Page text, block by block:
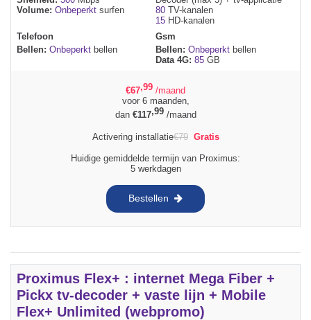
Volume: Onbeperkt surfen
80 TV-kanalen
15 HD-kanalen
Telefoon
Bellen: Onbeperkt bellen
Gsm
Bellen: Onbeperkt bellen
Data 4G: 85 GB
€67,99 /maand
voor 6 maanden,
dan €117,99/maand
Activering installatie€79 Gratis
Huidige gemiddelde termijn van Proximus:
5 werkdagen
Bestellen
Proximus Flex+ : internet Mega Fiber +
Pickx tv-decoder + vaste lijn + Mobile
Flex+ Unlimited (webpromo)